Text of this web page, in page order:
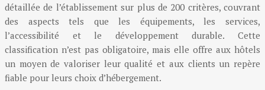
détaillée de l’établissement sur plus de 200 critères, couvrant
des aspects tels que les équipements, les services,
l’accessibilité et le développement durable. Cette
classification n’est pas obligatoire, mais elle offre aux hôtels
un moyen de valoriser leur qualité et aux clients un repère
fiable pour leurs choix d’hébergement.